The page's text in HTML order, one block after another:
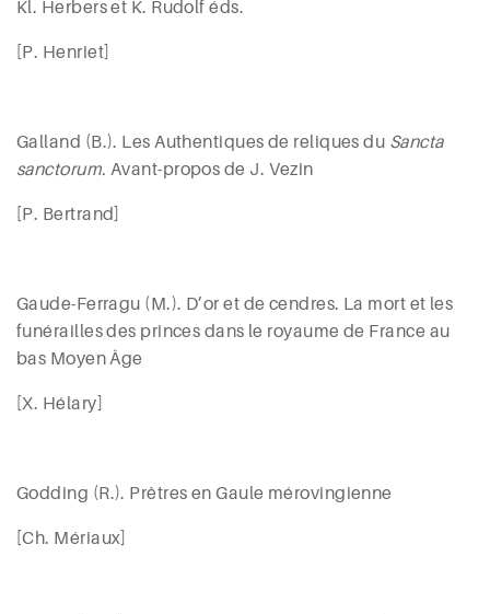
Kl. Herberset K. Rudolf éds.
[P. Henriet]
Galland (B.). Les Authentiques de reliques du Sancta
sanctorum. Avant-propos de J. Vezin
[P. Bertrand
Gaude-Ferragu (M.). D’or et de cendres. La mort et les
funérailles des princes dans le royaume de France au
bas Moyen Âge
[X. Hélary]
Godding (R.). Prêtres en Gaule mérovingienne
[Ch. Mériaux